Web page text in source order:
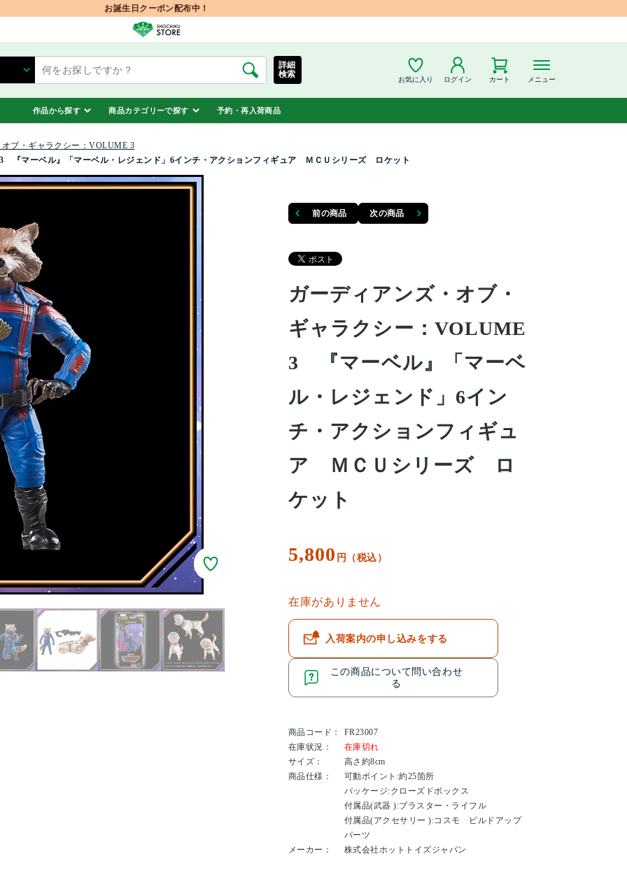
お誕生日クーポン配布中！
お気に入り ログイン カート メニュー
詳細
検索
作品から探す 商品カテゴリーで探す 予約・再入荷商品
ブ・ギャラクシー：VOLUME 3
『マーベル』「マーベル・レジェンド」6インチ・アクションフィギュア ＭＣＵシリーズ ロケット
前の商品 次の商品
ガーディアンズ・オブ・
ギャラクシー：VOLUME
3 『マーベル』「マーベ
ル・レジェンド」6イン
チ・アクションフィギュ
ア ＭＣＵシリーズ ロ
ケット
5,800 円（税込）
在庫がありません
入荷案内の申し込みをする
この商品について問い合わせ
る
商品コード：
FR23007
在庫状況：
在庫切れ
サイズ：
高さ約8cm
商品仕様：
可動ポイント:約25箇所
パッケージ:クローズドボックス
付属品(武器 ):ブラスター・ライフル
付属品(アクセサリー ):コスモ ビルドアップ
パーツ
メーカー：
株式会社ホットトイズジャパン